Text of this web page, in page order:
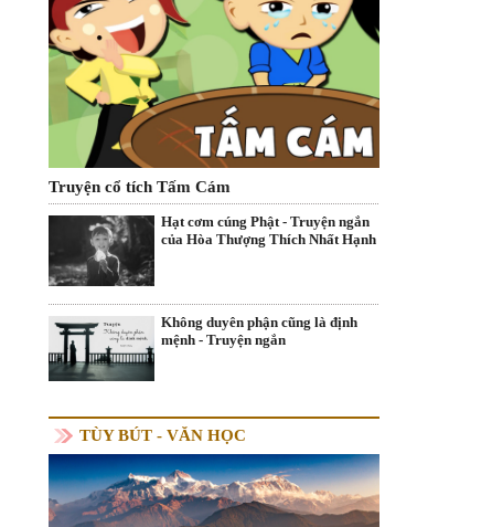
Truyện cổ tích Tấm Cám
Hạt cơm cúng Phật - Truyện ngắn
của Hòa Thượng Thích Nhất Hạnh
Không duyên phận cũng là định
mệnh - Truyện ngắn
TÙY BÚT - VĂN HỌC